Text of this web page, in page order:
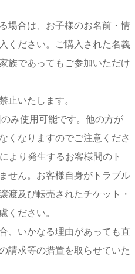
場合は、お子様のお名前・情
ください。ご購入された名義
族であってもご参加いただけ
いたします。
み使用可能です。他の方が
くなりますのでご注意くださ
より発生するお客様間のト
せん。お客様自身がトラブル
渡及び転売されたチケット・
ください。
、いかなる理由があっても直
請求等の措置を取らせていた